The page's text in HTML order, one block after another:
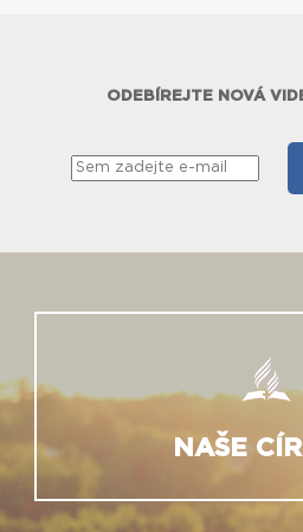
ODEBÍREJTE NOVÁ
NAŠE